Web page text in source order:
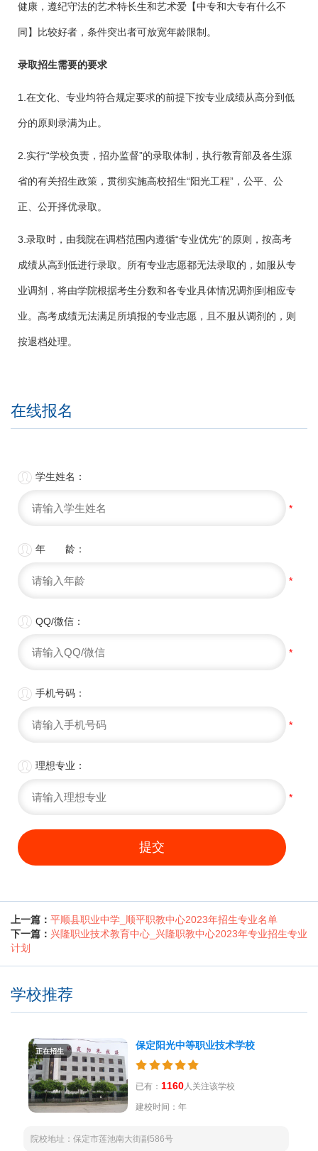
健康，遵纪守法的艺术特长生和艺术爱【中专和大专有什么不
同】比较好者，条件突出者可放宽年龄限制。
录取招生需要的要求
1.在文化、专业均符合规定要求的前提下按专业成绩从高分到低
分的原则录满为止。
2.实行“学校负责，招办监督”的录取体制，执行教育部及各生源
省的有关招生政策，贯彻实施高校招生“阳光工程”，公平、公
正、公开择优录取。
3.录取时，由我院在调档范围内遵循“专业优先”的原则，按高考
成绩从高到低进行录取。所有专业志愿都无法录取的，如服从专
业调剂，将由学院根据考生分数和各专业具体情况调剂到相应专
业。高考成绩无法满足所填报的专业志愿，且不服从调剂的，则
按退档处理。
在线报名
 学生姓名：
*
 年 龄：
*
 QQ/微信：
*
 手机号码：
*
 理想专业：
*
提交
上一篇： 平顺县职业中学_顺平职教中心2023年招生专业名单
下一篇： 兴隆职业技术教育中心_兴隆职教中心2023年专业招生专业
计划
学校推荐
正在招生
保定阳光中等职业技术学校
已有： 1160人关注该学校
建校时间：年
院校地址：保定市莲池南大街副586号